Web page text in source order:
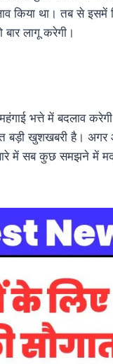
किया था। तब से इसमें
लागू करेगी।
भत्ते में बदलाव
बड़ी खुशखबरी है।
में सब कुछ समझने में